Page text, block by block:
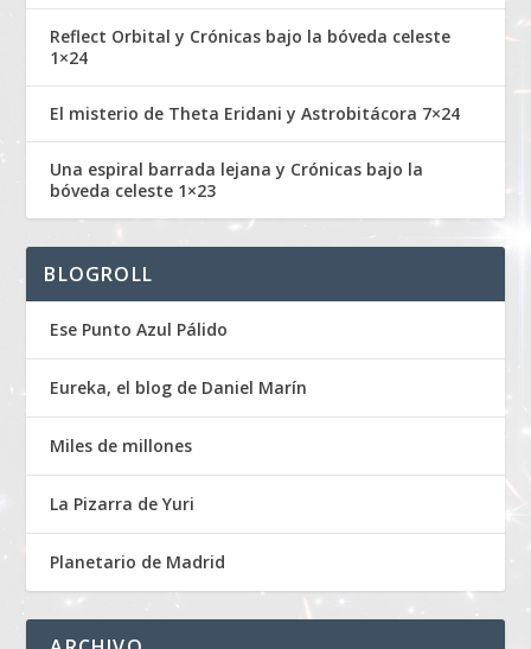
Reflect Orbital y Crónicas bajo la bóveda celeste
1×24
El misterio de Theta Eridani y Astrobitácora 7×24
Una espiral barrada lejana y Crónicas bajo la
bóveda celeste 1×23
BLOGROLL
Ese Punto Azul Pálido
Eureka, el blog de Daniel Marín
Miles de millones
La Pizarra de Yuri
Planetario de Madrid